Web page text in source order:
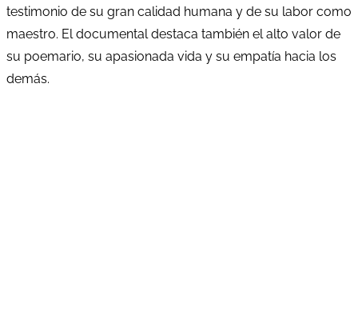
testimonio de su gran calidad humana y de su labor como
maestro. El documental destaca también el alto valor de
su poemario, su apasionada vida y su empatía hacia los
demás.